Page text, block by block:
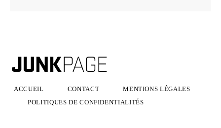
ACCUEIL CONTACT
MENTIONS LÉGALES
POLITIQUES DE CONFIDENTIALITÉS